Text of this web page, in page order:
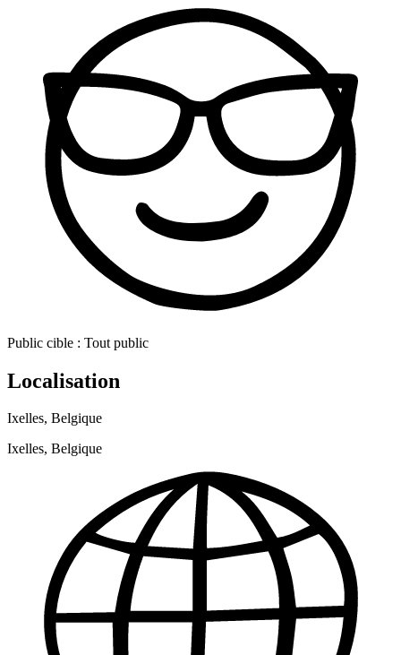
Public cible : Tout public
Localisation
Ixelles, Belgique
Ixelles, Belgique